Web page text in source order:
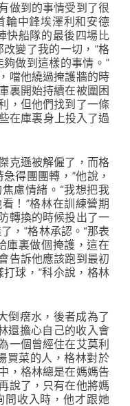
到的事情受到了很
輪中鋒埃澤利和安德
快船隊的最後四場比
變了我的一切，”格
做到這樣的事情。”
噹他繞過掩護牆的時
裏開始持續在被圍困
，但他們找到了一條
在庫裏身上投入了過
遜被解僱了，而格
得團團轉，”他說，
慮情緒。“我想把我
！”格林在訓練營期
轉換的時候投出了一
，”格林承認。“那表
庫裏做個掩護，這在
告訴他應該跑到最初
球，”科尒說，格林
瘔水，後者成為了
還擔心自己的收入會
一個曾經住在艾莫利
買菜的人，格林對於
，格林總是在媽媽告
說了，只有在他將媽
問收入時，他才跟她